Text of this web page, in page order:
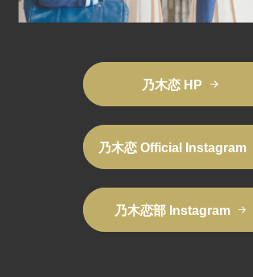
乃木恋 HP
乃木恋 Official Instagram
乃木恋部 Instagram